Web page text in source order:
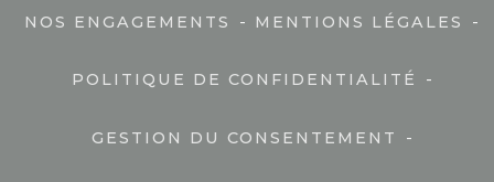
NOS ENGAGEMENTS - MENTIONS LÉGALES -
POLITIQUE DE CONFIDENTIALITÉ -
GESTION DU CONSENTEMENT -